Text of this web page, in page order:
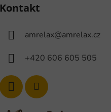
Kontakt
amrelax@amrelax.cz
+420 606 605 505